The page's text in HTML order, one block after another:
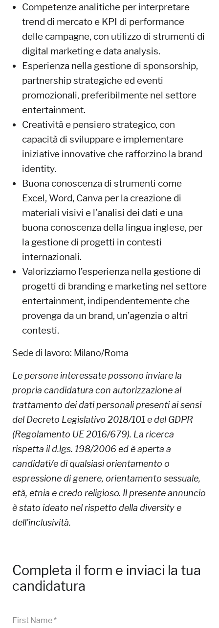
Competenze analitiche per interpretare
trend di mercato e KPI di performance
delle campagne, con utilizzo di strumenti di
digital marketing e data analysis.
Esperienza nella gestione di sponsorship,
partnership strategiche ed eventi
promozionali, preferibilmente nel settore
entertainment.
Creatività e pensiero strategico, con
capacità di sviluppare e implementare
iniziative innovative che rafforzino la brand
identity.
Buona conoscenza di strumenti come
Excel, Word, Canva per la creazione di
materiali visivi e l’analisi dei dati e una
buona conoscenza della lingua inglese, per
la gestione di progetti in contesti
internazionali.
Valorizziamo l’esperienza nella gestione di
progetti di branding e marketing nel settore
entertainment, indipendentemente che
provenga da un brand, un’agenzia o altri
contesti.
Sede di lavoro: Milano/Roma
Le persone interessate possono inviare la
propria candidatura con autorizzazione al
trattamento dei dati personali presenti ai sensi
del Decreto Legislativo 2018/101 e del GDPR
(Regolamento UE 2016/679). La ricerca
rispetta il d.lgs. 198/2006 ed è aperta a
candidati/e di qualsiasi orientamento o
espressione di genere, orientamento sessuale,
età, etnia e credo religioso. Il presente annuncio
è stato ideato nel rispetto della diversity e
dell’inclusività.
Completa il form e inviaci la tua
candidatura
First Name*